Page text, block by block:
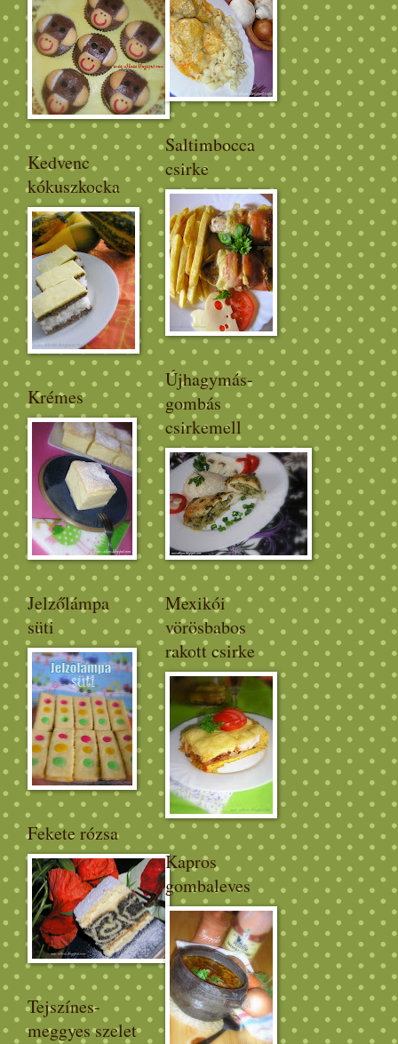
Kedvenc
kókuszkocka
Krémes
Jelzőlámpa
süti
Fekete rózsa
Tejszínes-
meggyes szelet
Saltimbocca
csirke
Újhagymás-
gombás
csirkemell
Mexikói
vörösbabos
rakott csirke
Kapros
gombaleves